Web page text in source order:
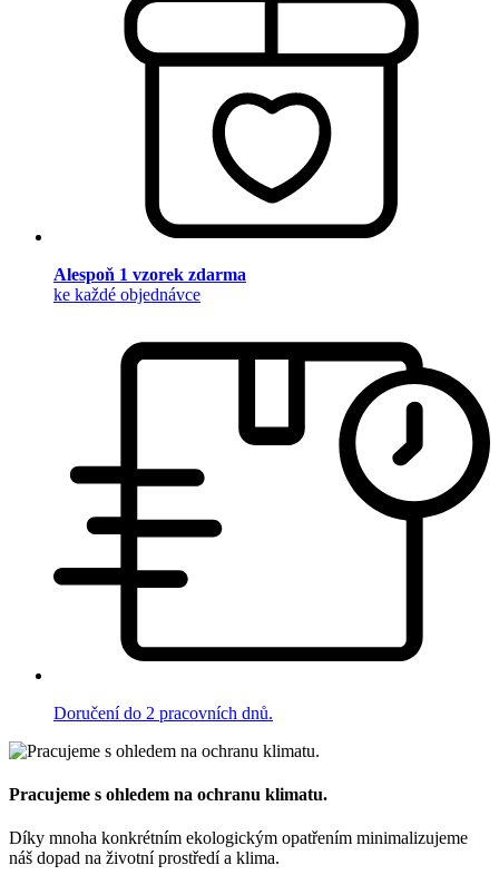
Alespoň 1 vzorek zdarma
ke každé objednávce
Doručení do 2 pracovních dnů.
Pracujeme s ohledem na ochranu klimatu.
Díky mnoha konkrétním ekologickým opatřením minimalizujeme
náš dopad na životní prostředí a klima.